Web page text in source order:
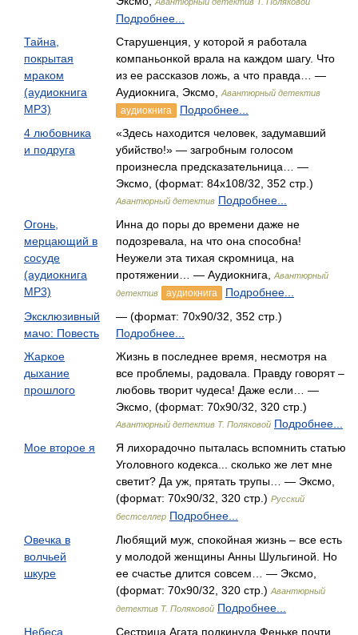
Подробнее...
Тайна,
покрытая
мраком
(аудиокнига
MP3)
Старушенция, у которой я работала
компаньонкой врала на каждом шагу. Что
из ее рассказов ложь, а что правда… —
Аудиокнига, Эксмо,
Авантюрный детектив
аудиокнига
Подробнее...
4 любовника
и подруга
«Здесь находится человек, задумавший
убийство!» — загробным голосом
произнесла предсказательница… —
Эксмо, (формат: 84x108/32, 352 стр.)
Авантюрный детектив Подробнее...
Огонь,
мерцающий в
сосуде
(аудиокнига
MP3)
Инна до поры до времени даже не
подозревала, на что она способна!
Неужели эта тихая скромница, на
протяжении… — Аудиокнига,
Авантюрный
детектив
аудиокнига
Подробнее...
Эксклюзивный
мачо: Повесть
— (формат: 70x90/32, 352 стр.)
Подробнее...
Жаркое
дыхание
прошлого
Жизнь в последнее время, несмотря на
все проблемы, радовала. Правду говорят –
любовь творит чудеса! Даже если… —
Эксмо, (формат: 70x90/32, 320 стр.)
Авантюрный детектив Т. Поляковой Подробнее...
Мое второе я
Я лихорадочно пыталась вспомнить статью
Уголовного кодекса... сколько же лет мне
светит? Да уж, прятать трупы… — Эксмо,
(формат: 70x90/32, 320 стр.) Русский
бестселлер Подробнее...
Овечка в
волчьей
шкуре
Любящий муж, спокойная жизнь – все есть
у молодой женщины Анны Шульгиной. Но
ее счастье длится совсем… — Эксмо,
(формат: 70x90/32, 320 стр.) Авантюрный
детектив Т. Поляковой Подробнее...
Небеса
Сестрица Агата подкинула Феньке почти